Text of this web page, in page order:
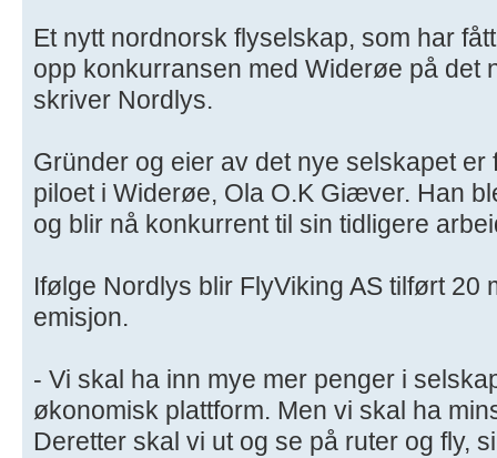
Et nytt nordnorsk flyselskap, som har
opp konkurransen med Widerøe på det
skriver Nordlys.
Gründer og eier av det nye selskapet
piloet i Widerøe, Ola O.K Giæver. Han
og blir nå konkurrent til sin tidligere
Ifølge Nordlys blir FlyViking AS tilført 20
emisjon.
- Vi skal ha inn mye mer penger i
økonomisk plattform. Men vi skal ha
Deretter skal vi ut og se på ruter og fly,